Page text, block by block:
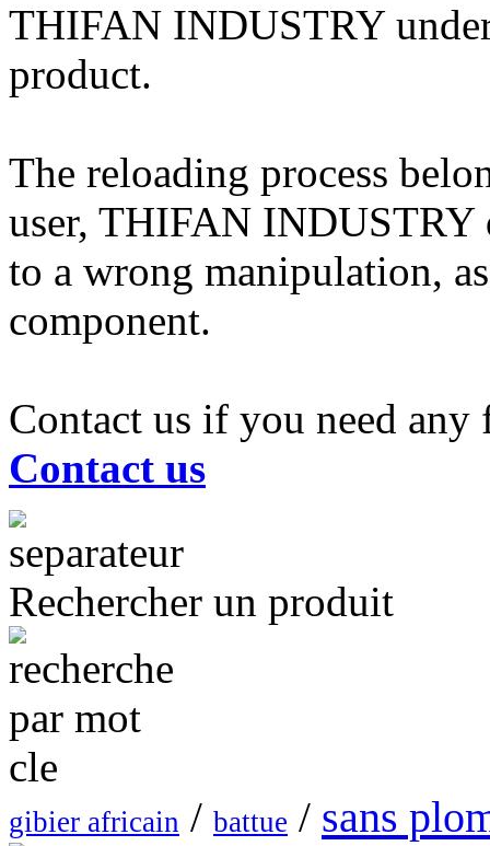
THIFAN INDUSTRY
product.
The reloading process
user, THIFAN INDUSTRY
to a wrong manipulation,
component.
Contact us if you need
Contact us
Rechercher un produit
gibier africain / battue / sans